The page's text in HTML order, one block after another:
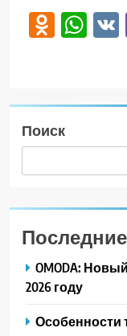
Поиск
OMODA:
2026 году
Особенности